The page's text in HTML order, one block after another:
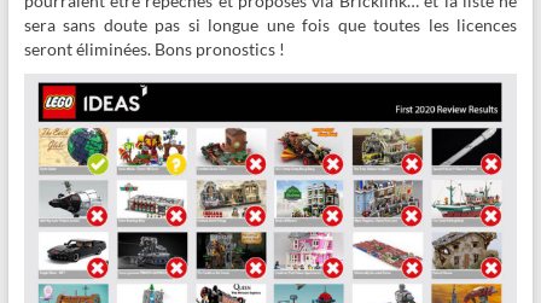
sera sans doute pas si longue une fois que toutes les licences
seront éliminées. Bons pronostics !